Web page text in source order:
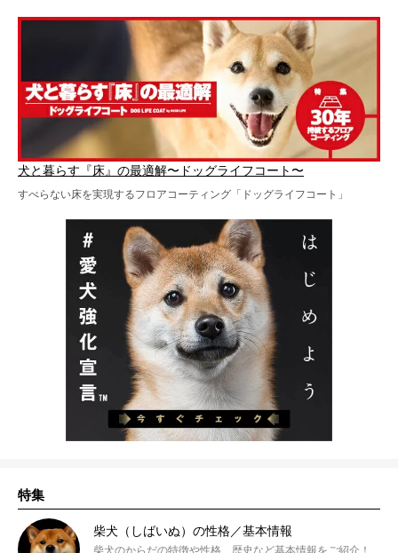
犬と暮らす『床』の最適解〜ドッグライフコート〜
すべらない床を実現するフロアコーティング「ドッグライフコート」
特集
柴犬（しばいぬ）の性格／基本情報
柴犬のからだの特徴や性格、歴史など基本情報をご紹介！